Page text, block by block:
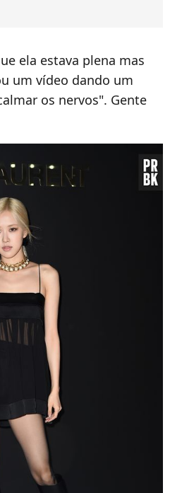
ela estava plena mas
um vídeo dando um
os nervos". Gente